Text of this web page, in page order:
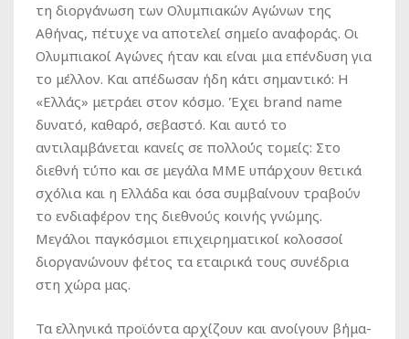
τη διοργάνωση των Ολυμπιακών Αγώνων της
Αθήνας, πέτυχε να αποτελεί σημείο αναφοράς. Οι
Ολυμπιακοί Αγώνες ήταν και είναι μια επένδυση για
το μέλλον. Και απέδωσαν ήδη κάτι σημαντικό: Η
«Ελλάς» μετράει στον κόσμο. Έχει brand name
δυνατό, καθαρό, σεβαστό. Και αυτό το
αντιλαμβάνεται κανείς σε πολλούς τομείς: Στο
διεθνή τύπο και σε μεγάλα ΜΜΕ υπάρχουν θετικά
σχόλια και η Ελλάδα και όσα συμβαίνουν τραβούν
το ενδιαφέρον της διεθνούς κοινής γνώμης.
Μεγάλοι παγκόσμιοι επιχειρηματικοί κολοσσοί
διοργανώνουν φέτος τα εταιρικά τους συνέδρια
στη χώρα μας.
Τα ελληνικά προϊόντα αρχίζουν και ανοίγουν βήμα-